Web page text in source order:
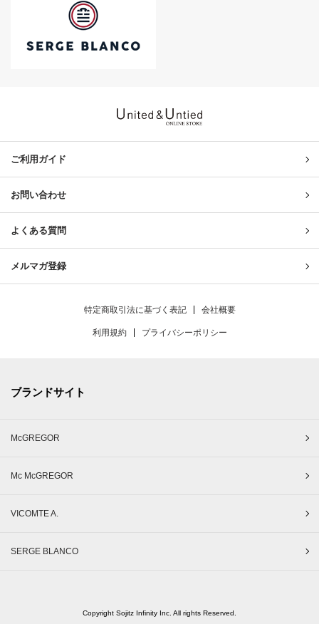
ご利用ガイド
お問い合わせ
よくある質問
メルマガ登録
特定商取引法に基づく表記 会社概要
利用規約 プライバシーポリシー
ブランドサイト
McGREGOR
Mc McGREGOR
VICOMTE A.
SERGE BLANCO
Copyright Sojitz Infinity Inc. All rights Reserved.